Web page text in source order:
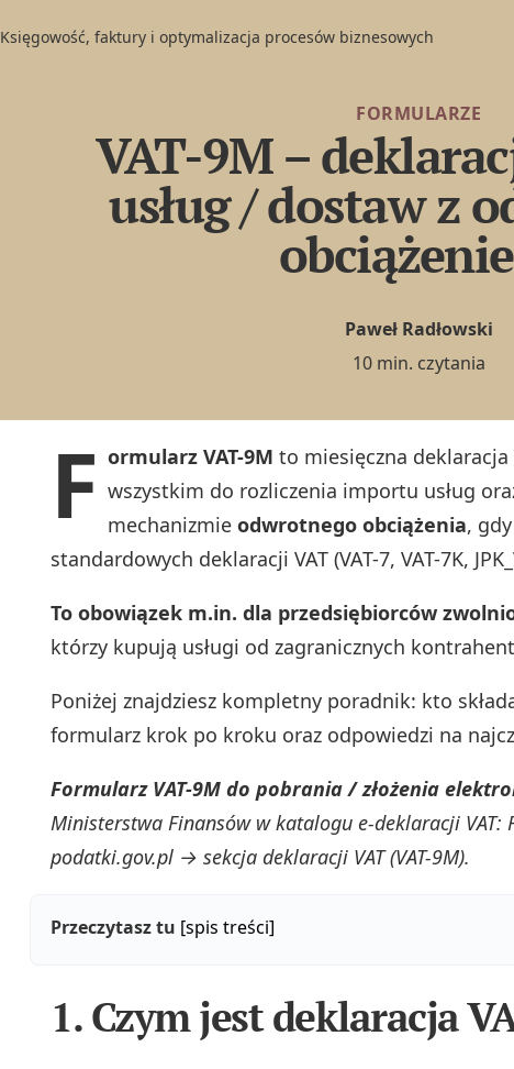
Księgowość, faktury i optymalizacja procesów biznesowych
FORMULARZE
VAT-9M –
usług / dostaw z
Paweł Radłowski
10 min. czytania
F ormularz VAT-9M to miesięczna deklaracja
wszystkim do rozliczenia importu usług
mechanizmie odwrotnego obciążenia,
standardowych deklaracji VAT (VAT-7, VAT-7K,
To obowiązek m.in. dla przedsiębiorców
którzy kupują usługi od zagranicznych
Poniżej znajdziesz kompletny poradnik: kto
formularz krok po kroku oraz odpowiedzi na
Formularz VAT-9M do pobrania / złożenia
Ministerstwa Finansów w katalogu e-deklaracji VAT:
podatki.gov.pl → sekcja deklaracji VAT (VAT-9M).
Przeczytasz tu [spis treści]
1. Czym jest deklaracja